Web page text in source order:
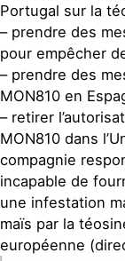
Portugal sur la
– prendre des
pour empêcher
– prendre des
MON810 en
– retirer
MON810 dans
compagnie
incapable de
une infestation
maïs par la
européenne